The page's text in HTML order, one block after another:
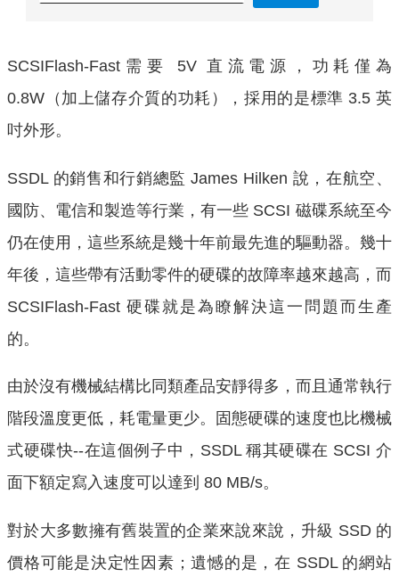
SCSIFlash-Fast需要 5V 直流電源，功耗僅為
0.8W（加上儲存介質的功耗），採用的是標準 3.5 英
吋外形。
SSDL 的銷售和行銷總監 James Hilken 說，在航空、
國防、電信和製造等行業，有一些 SCSI 磁碟系統至今
仍在使用，這些系統是幾十年前最先進的驅動器。幾十
年後，這些帶有活動零件的硬碟的故障率越來越高，而
SCSIFlash-Fast 硬碟就是為瞭解決這一問題而生產
的。
由於沒有機械結構比同類產品安靜得多，而且通常執行
階段溫度更低，耗電量更少。固態硬碟的速度也比機械
式硬碟快--在這個例子中，SSDL 稱其硬碟在 SCSI 介
面下額定寫入速度可以達到 80 MB/s。
對於大多數擁有舊裝置的企業來說來說，升級 SSD 的
價格可能是決定性因素；遺憾的是，在 SSDL 的網站